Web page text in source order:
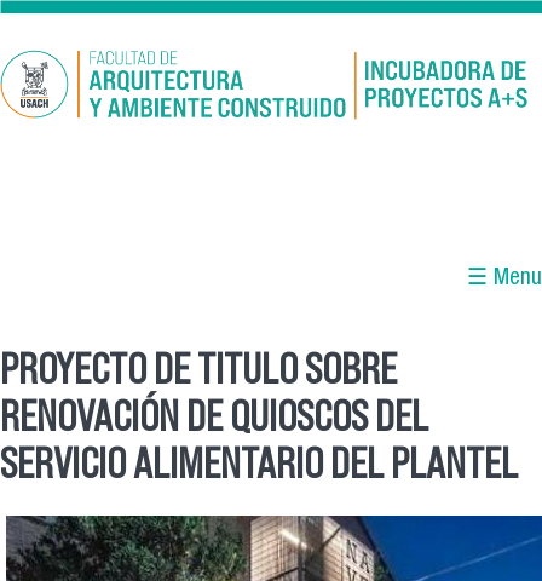
Pasar al contenido principal
☰ Menu
Se encuentra usted aquí
PROYECTO DE TITULO SOBRE
RENOVACIÓN DE QUIOSCOS DEL
SERVICIO ALIMENTARIO DEL PLANTEL